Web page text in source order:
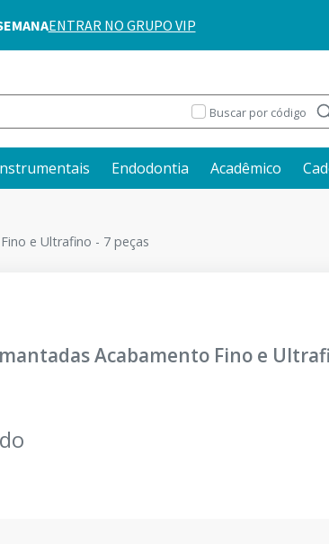
Buscar por código
Endodontia Acadêmico
e Ultrafino - 7 peças
Acabamento Fino e